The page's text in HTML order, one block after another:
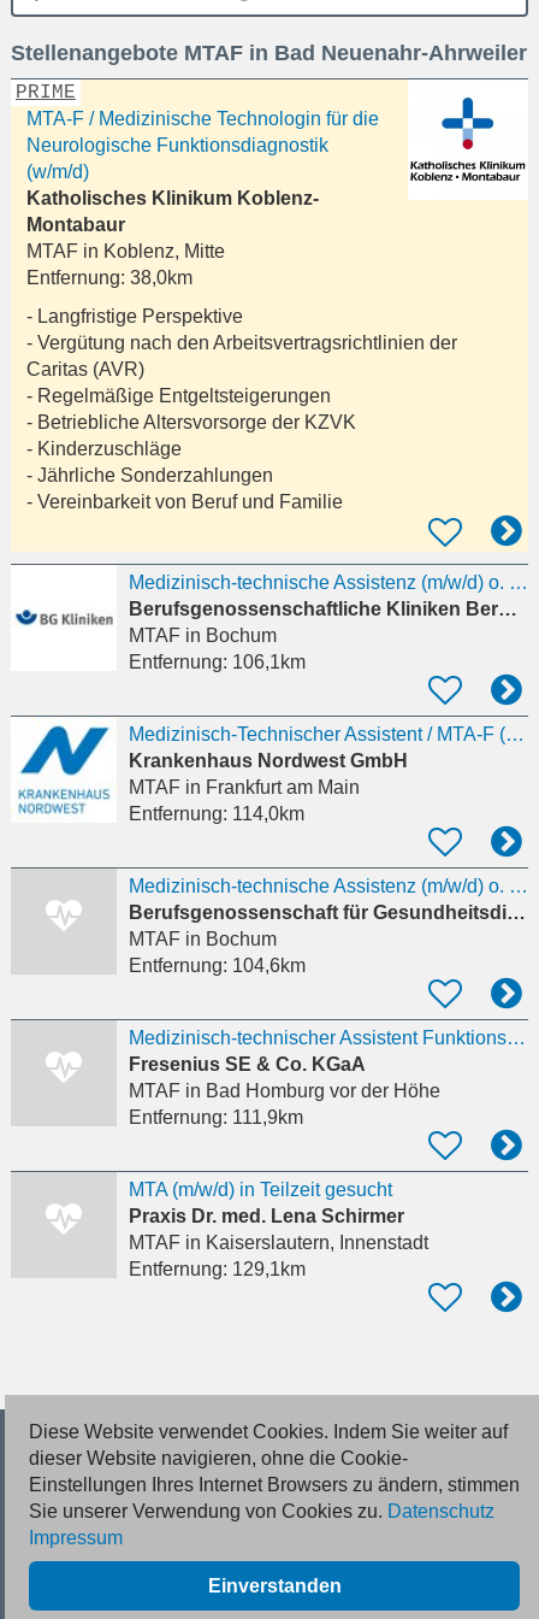
eingeben
Stellenangebote MTAF in Bad Neuenahr-Ahrweiler
PRIME
MTA-F / Medizinische Technologin für die
Neurologische Funktionsdiagnostik
(w/m/d)
Katholisches Klinikum Koblenz-
Montabaur
MTAF in Koblenz, Mitte
Entfernung: 38,0km
- Langfristige Perspektive
- Vergütung nach den Arbeitsvertragsrichtlinien der
Caritas (AVR)
- Regelmäßige Entgeltsteigerungen
- Betriebliche Altersvorsorge der KZVK
- Kinderzuschläge
- Jährliche Sonderzahlungen
- Vereinbarkeit von Beruf und Familie
Medizinisch-technische Assistenz (m/w/d) o. Medizinischer Fachangestellter (m/w/d) für
Berufsgenossenschaftliche Kliniken Bergmannstrost
MTAF in Bochum
Entfernung: 106,1km
Medizinisch-Technischer Assistent / MTA-F (m/w/d) - Funktionsdiagnostik Neurologie
Krankenhaus Nordwest GmbH
MTAF in Frankfurt am Main
Entfernung: 114,0km
Medizinisch-technische Assistenz (m/w/d) o. MFA (m/w/d) Funktionsdiagnostik
Berufsgenossenschaft für Gesundheitsdienst und Wohlfahrtspflege (BGW)
MTAF in Bochum
Entfernung: 104,6km
Medizinisch-technischer Assistent Funktionsdiagnostik (m/w/d) - Neurologie
Fresenius SE & Co. KGaA
MTAF in Bad Homburg vor der Höhe
Entfernung: 111,9km
MTA (m/w/d) in Teilzeit gesucht
Praxis Dr. med. Lena Schirmer
MTAF in Kaiserslautern, Innenstadt
Entfernung: 129,1km
© 2026 Deutsche Jobmarkt GmbH
Inserieren
Kontakt
AGB
Diese Website verwendet Cookies. Indem Sie weiter auf
dieser Website navigieren, ohne die Cookie-
Einstellungen Ihres Internet Browsers zu ändern, stimmen
Sie unserer Verwendung von Cookies zu. Datenschutz
Impressum
Einverstanden